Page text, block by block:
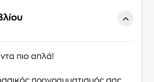
πιο απλά!